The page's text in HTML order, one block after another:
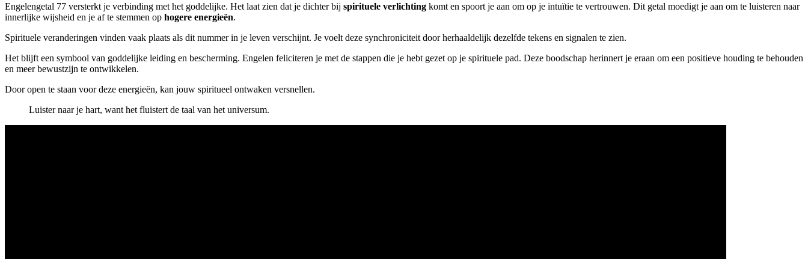
Engelengetal 77 versterkt je verbinding met het goddelijke. Het laat zien dat je dichter bij spirituele verlichting komt en spoort je aan om op je intuïtie te vertrouwen. Dit getal moedigt je aan om te luisteren naar
innerlijke wijsheid en je af te stemmen op hogere energieën.
Spirituele veranderingen vinden vaak plaats als dit nummer in je leven verschijnt. Je voelt deze synchroniciteit door herhaaldelijk dezelfde tekens en signalen te zien.
Het blijft een symbool van goddelijke leiding en bescherming. Engelen feliciteren je met de stappen die je hebt gezet op je spirituele pad. Deze boodschap herinnert je eraan om een positieve houding te behouden
en meer bewustzijn te ontwikkelen.
Door open te staan voor deze energieën, kan jouw spiritueel ontwaken versnellen.
Luister naar je hart, want het fluistert de taal van het universum.